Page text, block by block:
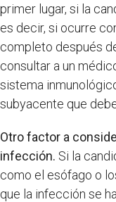
primer lugar, si la
es decir, si ocurre
completo después
consultar a un
sistema
subyacente que
Otro factor a
infección. Si la
como el esófago o
que la infección se